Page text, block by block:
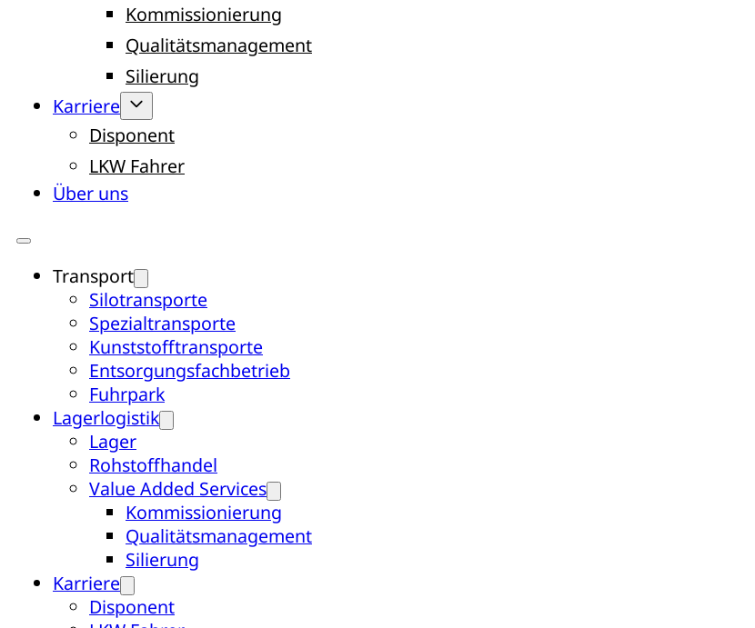
Kommissionierung
Qualitätsmanagement
Silierung
Karriere
Disponent
LKW Fahrer
Über uns
Transport
Silotransporte
Spezialtransporte
Kunststofftransporte
Entsorgungsfachbetrieb
Fuhrpark
Lagerlogistik
Lager
Rohstoffhandel
Value Added Services
Kommissionierung
Qualitätsmanagement
Silierung
Karriere
Disponent